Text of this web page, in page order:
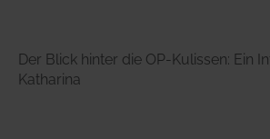
Der Blick hinter die OP-Kulissen: Ein
Katharina